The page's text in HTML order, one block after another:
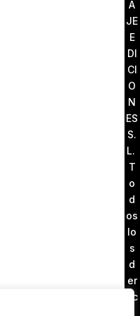
A
JE
E
DI
CI
O
N
ES
S.
L.
T
o
d
os
lo
s
d
er
ec